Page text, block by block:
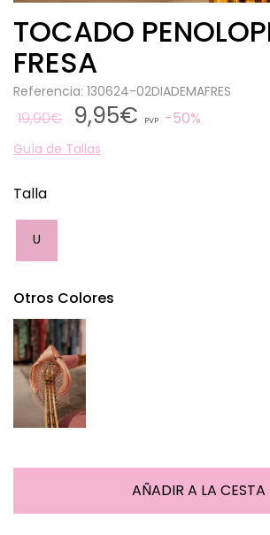
TOCADO
FRESA
Referencia: 130624-02DIADEMAFRES
19,90€ 9,95€ PVP 50%
Guía de Tallas
Talla
U
Otros Colores